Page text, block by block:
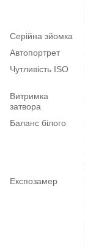
Серійна зйомка
Автопортрет
Чутливість ISO
Витримка
затвора
Баланс білого
Експозамер